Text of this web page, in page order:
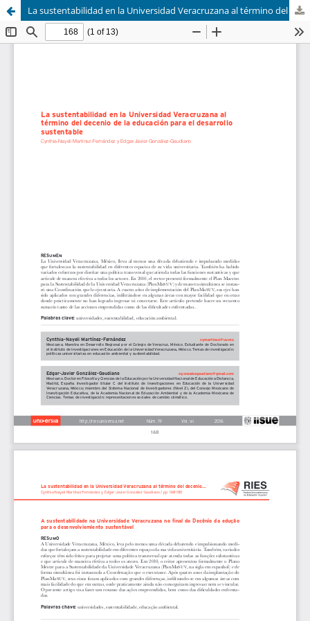
La sustentabilidad en la Universidad Veracruzana al término del decenio de la educación para el desarrollo sustentable